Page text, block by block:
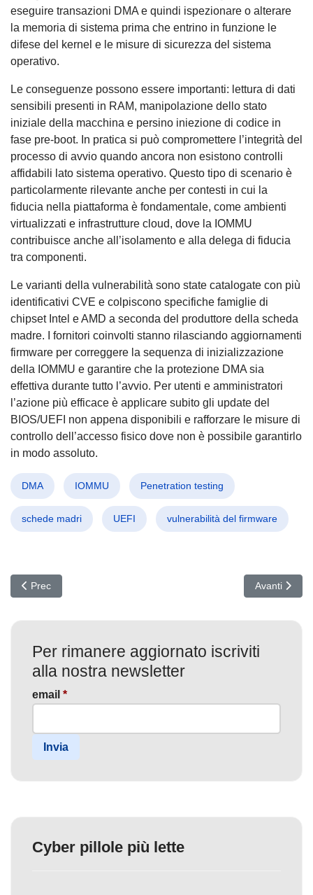
eseguire transazioni DMA e quindi ispezionare o alterare
la memoria di sistema prima che entrino in funzione le
difese del kernel e le misure di sicurezza del sistema
operativo.
Le conseguenze possono essere importanti: lettura di dati
sensibili presenti in RAM, manipolazione dello stato
iniziale della macchina e persino iniezione di codice in
fase pre-boot. In pratica si può compromettere l’integrità del
processo di avvio quando ancora non esistono controlli
affidabili lato sistema operativo. Questo tipo di scenario è
particolarmente rilevante anche per contesti in cui la
fiducia nella piattaforma è fondamentale, come ambienti
virtualizzati e infrastrutture cloud, dove la IOMMU
contribuisce anche all’isolamento e alla delega di fiducia
tra componenti.
Le varianti della vulnerabilità sono state catalogate con più
identificativi CVE e colpiscono specifiche famiglie di
chipset Intel e AMD a seconda del produttore della scheda
madre. I fornitori coinvolti stanno rilasciando aggiornamenti
firmware per correggere la sequenza di inizializzazione
della IOMMU e garantire che la protezione DMA sia
effettiva durante tutto l’avvio. Per utenti e amministratori
l’azione più efficace è applicare subito gli update del
BIOS/UEFI non appena disponibili e rafforzare le misure di
controllo dell’accesso fisico dove non è possibile garantirlo
in modo assoluto.
DMA IOMMU Penetration testing
schede madri UEFI vulnerabilità del firmware
Articolo precedente: SonicWall SMA 100 sotto assedio: patch
Prec Articolo
Avanti
Per rimanere aggiornato iscriviti
alla nostra newsletter
email *
Invia
Cyber pillole più lette